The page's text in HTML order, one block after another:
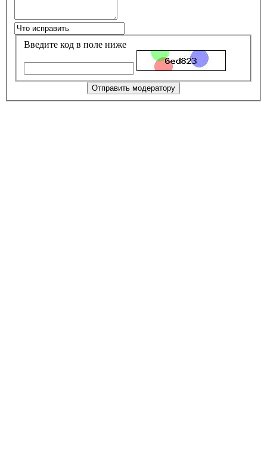
Введите код в поле ниже
Отправить модератору